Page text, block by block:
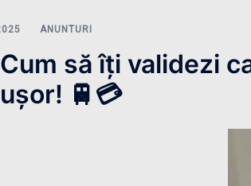
ANUNTURI
Cum să îți validezi
ușor! 🚆💳